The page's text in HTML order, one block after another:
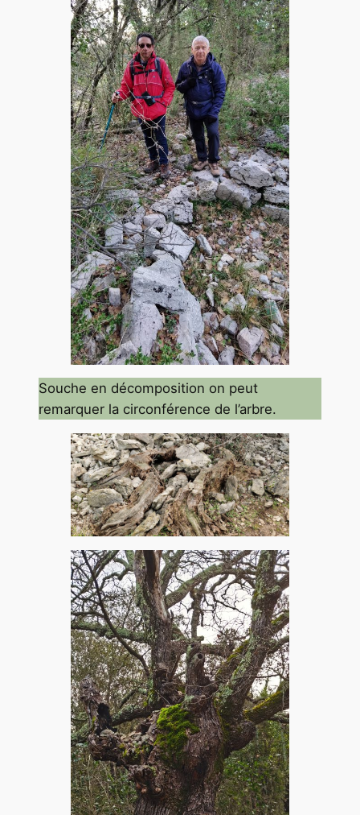
Souche en décomposition on peut
remarquer la circonférence de l’arbre.